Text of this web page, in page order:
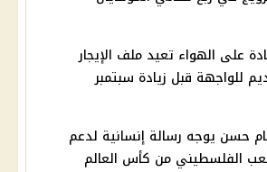
على الهواء تعيد ملف الإيجار
للواجهة قبل زيادة سبتمبر
حسن يوجه رسالة إنسانية لدعم
الفلسطيني من كأس العالم